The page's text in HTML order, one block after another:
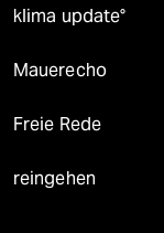
klima update°
Mauerecho
Freie Rede
reingehen